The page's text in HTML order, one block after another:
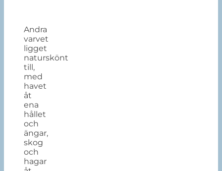
Andra
varvet
ligget
naturskönt
till,
med
havet
åt
ena
hållet
och
ängar,
skog
och
hagar